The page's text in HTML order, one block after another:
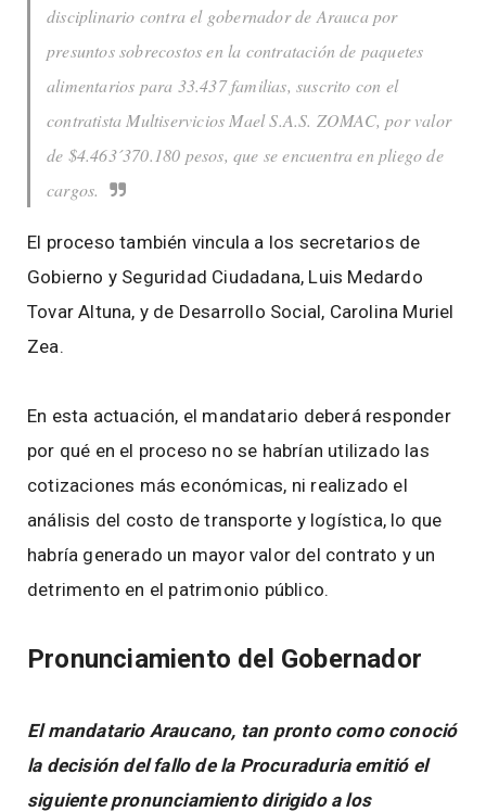
disciplinario contra el gobernador de Arauca por
presuntos sobrecostos en la contratación de paquetes
alimentarios para 33.437 familias, suscrito con el
contratista Multiservicios Mael S.A.S. ZOMAC, por valor
de $4.463´370.180 pesos, que se encuentra en pliego de
cargos.
El proceso también vincula a los secretarios de
Gobierno y Seguridad Ciudadana, Luis Medardo
Tovar Altuna, y de Desarrollo Social, Carolina Muriel
Zea.
En esta actuación, el mandatario deberá responder
por qué en el proceso no se habrían utilizado las
cotizaciones más económicas, ni realizado el
análisis del costo de transporte y logística, lo que
habría generado un mayor valor del contrato y un
detrimento en el patrimonio público.
Pronunciamiento del Gobernador
El mandatario Araucano, tan pronto como conoció
la decisión del fallo de la Procuraduria emitió el
siguiente pronunciamiento dirigido a los